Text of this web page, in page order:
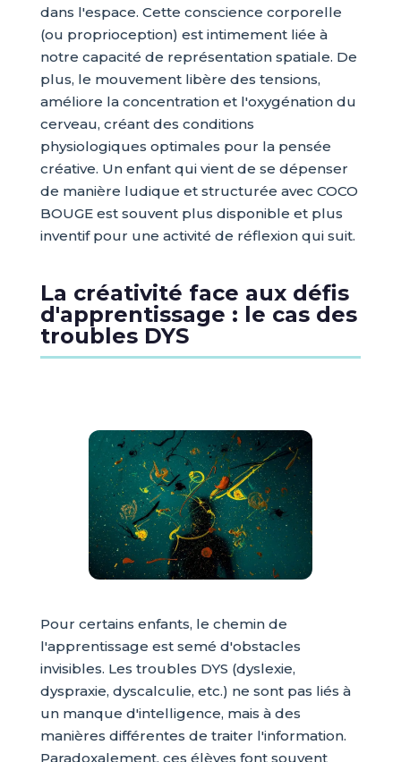
dans l'espace. Cette conscience corporelle
(ou proprioception) est intimement liée à
notre capacité de représentation spatiale. De
plus, le mouvement libère des tensions,
améliore la concentration et l'oxygénation du
cerveau, créant des conditions
physiologiques optimales pour la pensée
créative. Un enfant qui vient de se dépenser
de manière ludique et structurée avec COCO
BOUGE est souvent plus disponible et plus
inventif pour une activité de réflexion qui suit.
La créativité face aux défis
d'apprentissage : le cas des
troubles DYS
Pour certains enfants, le chemin de
l'apprentissage est semé d'obstacles
invisibles. Les troubles DYS (dyslexie,
dyspraxie, dyscalculie, etc.) ne sont pas liés à
un manque d'intelligence, mais à des
manières différentes de traiter l'information.
Paradoxalement, ces élèves font souvent